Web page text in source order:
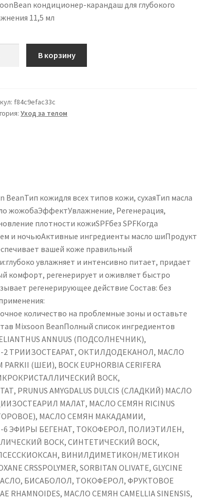
кондиционер-карандаш для глубокого
11,5 мл
В корзину
f84c9efac33c
Уход за телом
BeanТип кожидля всех типов кожи, сухаяТип масла
жожобаЭффектУвлажнение, Регенерация,
плотности кожиSPFбез SPFКогда
​​и ночьюАктивные ингредиенты масло шиПродукт
вашей коже правильный
увлажняет и интенсивно питает, придает
комфорт, регенерирует и оживляет быстро
регенерирующее действие Состав: без
количество на проблемные зоны и оставьте
Mixsoon BeanПолный список ингредиентов
ANNUUS (ПОДСОЛНЕЧНИК),
ТРИИЗОСТЕАРАТ, ОКТИЛДОДЕКАНОЛ, МАСЛО
PARKII (ШЕИ), ВОСК EUPHORBIA CERIFERA
ВОСК,
PRUNUS AMYGDALUS DULCIS (СЛАДКИЙ) МАСЛО
МАЛАТ, МАСЛО СЕМЯН RICINUS
МАСЛО СЕМЯН МАКАДАМИИ,
ЭФИРЫ БЕГЕНАТ, ТОКОФЕРОЛ, ПОЛИЭТИЛЕН,
ВОСК, СИНТЕТИЧЕСКИЙ ВОСК,
ВИНИЛДИМЕТИКОН/МЕТИКОН
CRSSPOLYMER, SORBITAN OLIVATE, GLYCINE
БИСАБОЛОЛ, ТОКОФЕРОЛ, ФРУКТОВОЕ
RHAMNOIDES, МАСЛО СЕМЯН CAMELLIA SINENSIS,